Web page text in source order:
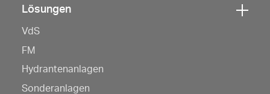
Klicken
Sie
hier,
um
die
Lösungen
VdS
FM
Hydrantenanlagen
Sonderanlagen